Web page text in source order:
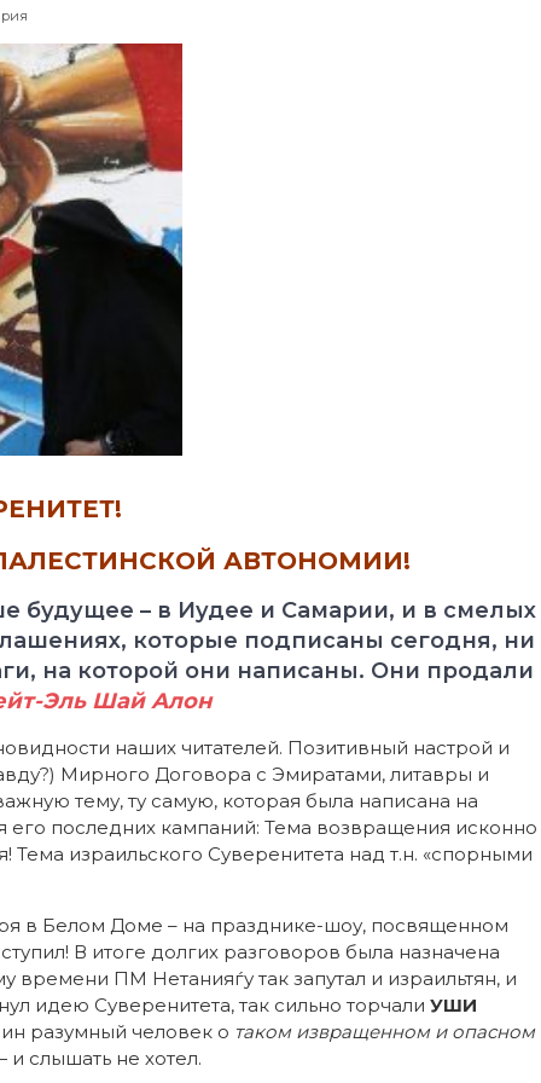
ПРОЩАЙ,
ИЗРАИЛЬСКИЙ
СУВЕРЕНИТЕТ!
ЗДРАВСТВУЙ,
СУВЕРЕНИТЕТ
ПАЛЕСТИНСКОЙ
АВТОНОМИИ!
АВТОНОМИИ!
будущее – в Иудее и Самарии, и в смелых
которые подписаны сегодня, ни
на которой они написаны. Они продали
Эль Шай Алон
наших читателей. Позитивный настрой и
Мирного Договора с Эмиратами, литавры и
тему, ту самую, которая была написана на
последних кампаний: Тема возвращения исконно
израильского Суверенитета над т.н. «спорными
в Белом Доме – на празднике-шоу, посвященном
В итоге долгих разговоров была назначена
времени ПМ Нетанияѓу так запутал и израильтян, и
идею Суверенитета, так сильно торчали УШИ
разумный человек о таком извращенном и опасном
слышать не хотел.